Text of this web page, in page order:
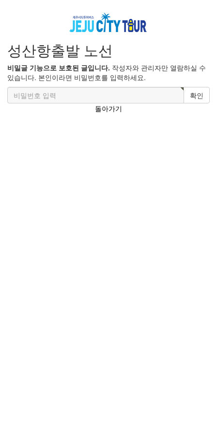
성산항출발 노선
비밀글 기능으로 보호된 글입니다. 작성자와 관리자만 열람하실 수
있습니다. 본인이라면 비밀번호를 입력하세요.
확인
돌아가기